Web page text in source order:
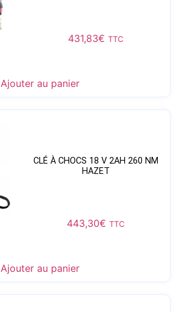
431,83€ TTC
Ajouter au panier
CLÉ À CHOCS 18 V 2AH 260 NM
HAZET
443,30€ TTC
Ajouter au panier